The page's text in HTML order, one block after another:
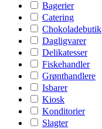
Bagerier
Catering
Chokoladebutik
Dagligvarer
Delikatesser
Fiskehandler
Grønthandlere
Isbarer
Kiosk
Konditorier
Slagter